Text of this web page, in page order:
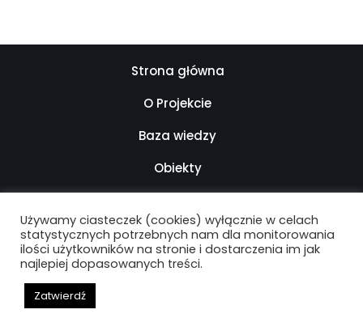
Strona główna
O Projekcie
Baza wiedzy
Obiekty
Mapa strony
Deklaracja dostępności
ARCHIwum Warszawy Lat 90. - 2021
Używamy ciasteczek (cookies) wyłącznie w celach
statystycznych potrzebnych nam dla monitorowania
ilości użytkowników na stronie i dostarczenia im jak
najlepiej dopasowanych treści.
Zatwierdź